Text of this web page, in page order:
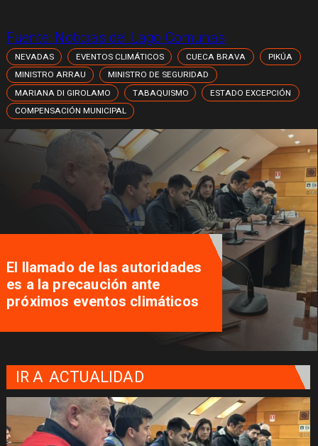
Fuente: Noticias del Lago Comunas
NEVADAS EVENTOS CLIMÁTICOS CUECA BRAVA
PIKÚA
MINISTRO ARRAU
MINISTRO DE SEGURIDAD
MARIANA DI GIROLAMO
TABAQUISMO
ESTADO EXCEPCIÓN
COMPENSACIÓN MUNICIPAL
El llamado de las autoridades
es a la precaución ante
próximos eventos climáticos
IR A ACTUALIDAD